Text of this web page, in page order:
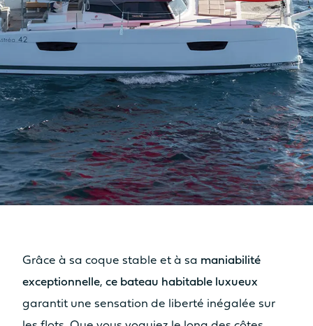
Grâce à sa coque stable et à sa maniabilité
exceptionnelle, ce bateau habitable luxueux
garantit une sensation de liberté inégalée sur